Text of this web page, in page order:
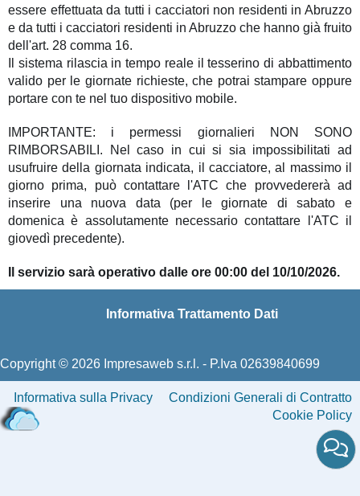
essere effettuata da tutti i cacciatori non residenti in Abruzzo
e da tutti i cacciatori residenti in Abruzzo che hanno già fruito
dell'art. 28 comma 16.
Il sistema rilascia in tempo reale il tesserino di abbattimento
valido per le giornate richieste, che potrai stampare oppure
portare con te nel tuo dispositivo mobile.
IMPORTANTE: i permessi giornalieri NON SONO
RIMBORSABILI. Nel caso in cui si sia impossibilitati ad
usufruire della giornata indicata, il cacciatore, al massimo il
giorno prima, può contattare l'ATC che provvedererà ad
inserire una nuova data (per le giornate di sabato e
domenica è assolutamente necessario contattare l'ATC il
giovedì precedente).
Il servizio sarà operativo dalle ore 00:00 del 10/10/2026.
Informativa Trattamento Dati
Copyright © 2026 Impresaweb s.r.l. - P.Iva 02639840699
Condizioni Generali di Contratto
Informativa sulla Privacy
Cookie Policy